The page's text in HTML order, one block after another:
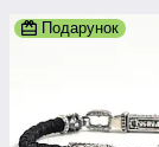
Подарунок